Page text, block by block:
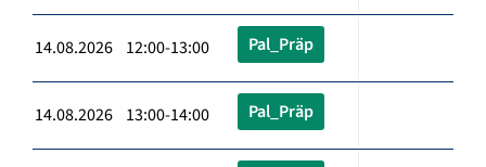
14.08.2026 12:00-13:00 Pal_Präp
14.08.2026 13:00-14:00 Pal_Präp